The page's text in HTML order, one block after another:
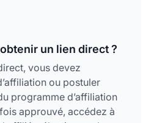
un lien direct ?
vous devez
ou postuler
programme d’affiliation
approuvé, accédez à